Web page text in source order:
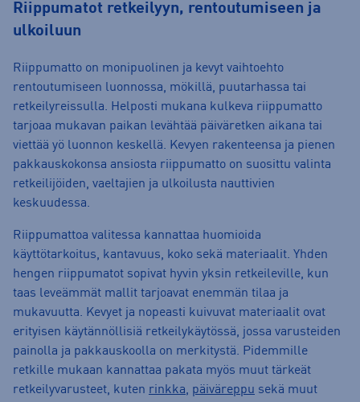
Riippumatot retkeilyyn, rentoutumiseen ja
ulkoiluun
Riippumatto on monipuolinen ja kevyt vaihtoehto
rentoutumiseen luonnossa, mökillä, puutarhassa tai
retkeilyreissulla. Helposti mukana kulkeva riippumatto
tarjoaa mukavan paikan levähtää päiväretken aikana tai
viettää yö luonnon keskellä. Kevyen rakenteensa ja pienen
pakkauskokonsa ansiosta riippumatto on suosittu valinta
retkeilijöiden, vaeltajien ja ulkoilusta nauttivien
keskuudessa.
Riippumattoa valitessa kannattaa huomioida
käyttötarkoitus, kantavuus, koko sekä materiaalit. Yhden
hengen riippumatot sopivat hyvin yksin retkeileville, kun
taas leveämmät mallit tarjoavat enemmän tilaa ja
mukavuutta. Kevyet ja nopeasti kuivuvat materiaalit ovat
erityisen käytännöllisiä retkeilykäytössä, jossa varusteiden
painolla ja pakkauskoolla on merkitystä. Pidemmille
retkille mukaan kannattaa pakata myös muut tärkeät
retkeilyvarusteet, kuten rinkka, päiväreppu sekä muut